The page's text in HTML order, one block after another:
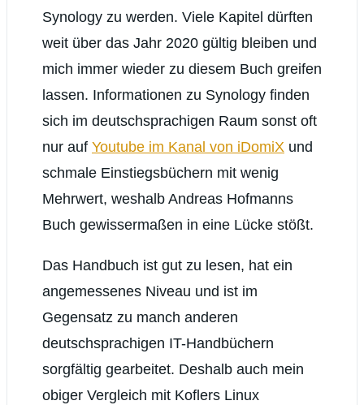
Synology zu werden. Viele Kapitel dürften
weit über das Jahr 2020 gültig bleiben und
mich immer wieder zu diesem Buch greifen
lassen. Informationen zu Synology finden
sich im deutschsprachigen Raum sonst oft
nur auf Youtube im Kanal von iDomiX und
schmale Einstiegsbüchern mit wenig
Mehrwert, weshalb Andreas Hofmanns
Buch gewissermaßen in eine Lücke stößt.
Das Handbuch ist gut zu lesen, hat ein
angemessenes Niveau und ist im
Gegensatz zu manch anderen
deutschsprachigen IT-Handbüchern
sorgfältig gearbeitet. Deshalb auch mein
obiger Vergleich mit Koflers Linux